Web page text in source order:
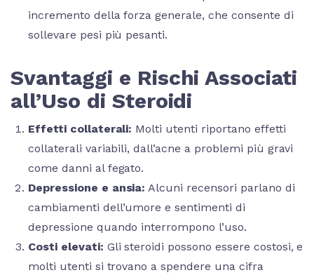
incremento della forza generale, che consente di
sollevare pesi più pesanti.
Svantaggi e Rischi Associati
all’Uso di Steroidi
Effetti collaterali: Molti utenti riportano effetti
collaterali variabili, dall’acne a problemi più gravi
come danni al fegato.
Depressione e ansia: Alcuni recensori parlano di
cambiamenti dell’umore e sentimenti di
depressione quando interrompono l’uso.
Costi elevati: Gli steroidi possono essere costosi, e
molti utenti si trovano a spendere una cifra